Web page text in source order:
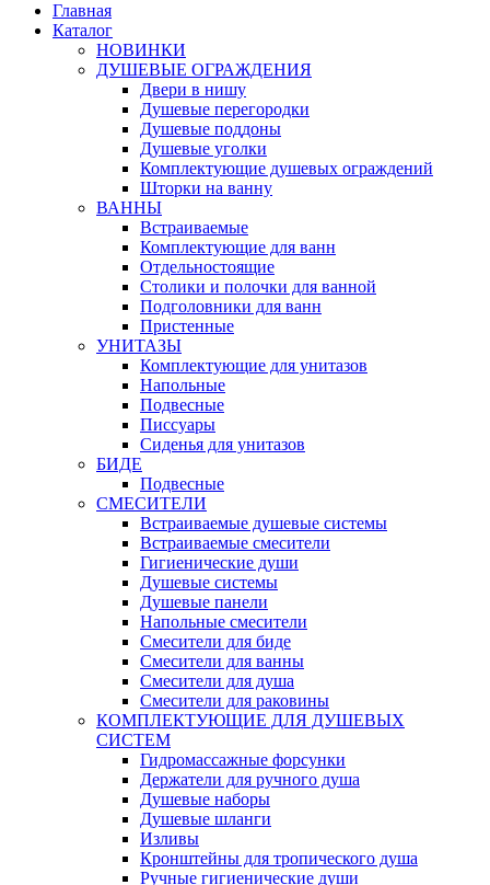
Главная
Каталог
НОВИНКИ
ДУШЕВЫЕ ОГРАЖДЕНИЯ
Двери в нишу
Душевые перегородки
Душевые поддоны
Душевые уголки
Комплектующие душевых ограждений
Шторки на ванну
ВАННЫ
Встраиваемые
Комплектующие для ванн
Отдельностоящие
Столики и полочки для ванной
Подголовники для ванн
Пристенные
УНИТАЗЫ
Комплектующие для унитазов
Напольные
Подвесные
Писсуары
Сиденья для унитазов
БИДЕ
Подвесные
СМЕСИТЕЛИ
Встраиваемые душевые системы
Встраиваемые смесители
Гигиенические души
Душевые системы
Душевые панели
Напольные смесители
Смесители для биде
Смесители для ванны
Смесители для душа
Смесители для раковины
КОМПЛЕКТУЮЩИЕ ДЛЯ ДУШЕВЫХ
СИСТЕМ
Гидромассажные форсунки
Держатели для ручного душа
Душевые наборы
Душевые шланги
Изливы
Кронштейны для тропического душа
Ручные гигиенические души